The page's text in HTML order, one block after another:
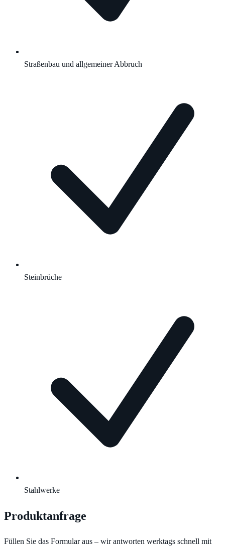
Straßenbau und allgemeiner Abbruch
Steinbrüche
Stahlwerke
Produktanfrage
Füllen Sie das Formular aus – wir antworten werktags schnell mit